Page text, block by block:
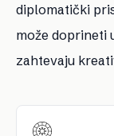
diplomatički
može doprineti
zahtevaju